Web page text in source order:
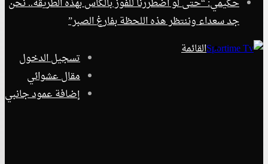
حكيمي: “حتى لو اضطررنا للفوز بالكأس بهذه الطريقة.. نحن
جد سعداء وننتظر هذه اللحظة بفارغ الصبر”
تسجيل الدخول
مقال عشوائي
إضافة عمود جانبي
القائمة